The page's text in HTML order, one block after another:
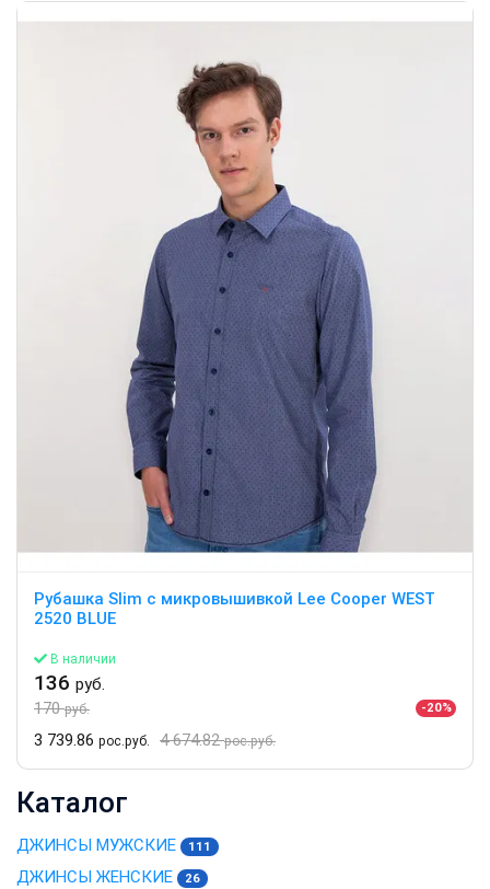
Рубашка Slim с микровышивкой Lee Cooper WEST
2520 BLUE
В наличии
136 руб.
170руб. -20%
3 739.86 рос.руб. 4 674.82рос.руб.
Каталог
ДЖИНСЫ МУЖСКИЕ 111
ДЖИНСЫ ЖЕНСКИЕ 26